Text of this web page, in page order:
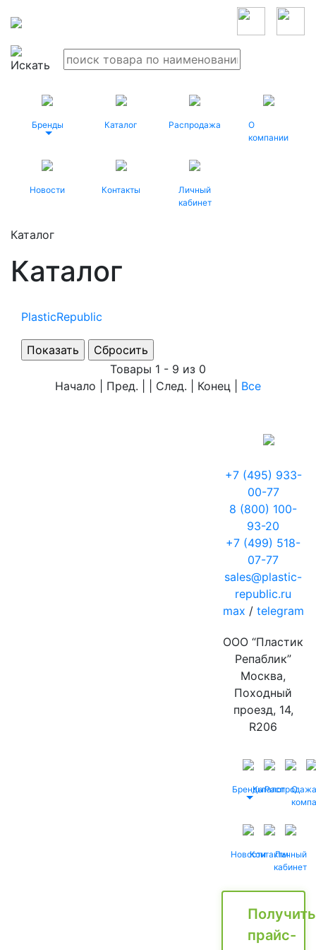
Бренды Каталог Распродажа
О
компании
Новости Контакты
Личный
кабинет
Каталог
Каталог
PlasticRepublic
Товары 1 - 9 из 0
Начало | Пред. | | След. | Конец
Все
+7 (495) 933-
00-77
8 (800) 100-
93-20
+7 (499) 518-
07-77
sales@plastic-
republic.ru
max / telegram
ООО “Пластик
Репаблик”
Москва,
Походный
проезд, 14,
R206
БрендыКаталог
Распродажа
О
НовостиКонтактыЛичный
кабинет
Получить
прайс-